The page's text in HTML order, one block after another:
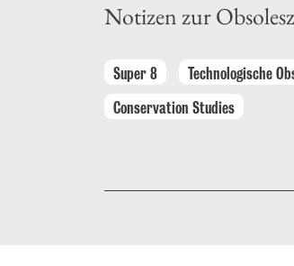
Notizen zur
Super 8 Technologische
Conservation Studies